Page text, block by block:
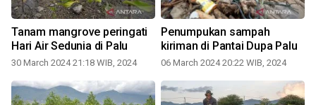
Tanam mangrove peringati
Hari Air Sedunia di Palu
30 March 2024 21:18 WIB, 2024
Penumpukan sampah
kiriman di Pantai Dupa Palu
06 March 2024 20:22 WIB, 2024